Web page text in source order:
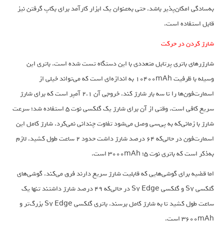
به‌سادگی امکان‌پذیر باشد. حتی به‌عنوان یک ابزار کارآمد برای بکاپ گرفتن نیز
قابل استفاده است.
شارژ کردن در حرکت
شارژرهای باتری پرتابل متعددی با این دستگاه تست شده است. باتری این
وسیله با ظرفیت 10400mAh به اندازه‌ای است که می‌تواند خیلی از
اسمارت‌فون‌ها را تا سه بار شارژ کند. خروجی آن 2.1 آمپر است که برای شارژ
سریع کافی است. وقتی از آن برای شارژ یک گلکسی نوت 5 استفاده شد؛ سرعت
شارژ با زمانی‌که به پی‌سی وصل می‌شود تفاوت چندانی نمی‌کرد. شارژ کامل این
اسمارت‌فون در حالی‌که 64 درصد شارژ داشت حدود 2 ساعت طول کشید. لازم
به‌ذکر است که باتری نوت 5؛ 3000mAh است.
اما قضیه برای گوشی‌هایی که قابلیت شارژ سریع دارند فرق می‌کند. گوشی‌های
گلکسی S7 و گلکسی S7 Edge در حالی‌که 49 درصد شارژ داشتند تنها یک
ساعت طول کشید تا به شارژ کامل برسند. باتری گلکسی S7 Edge بزرگ‌تر و
3600mAh است.